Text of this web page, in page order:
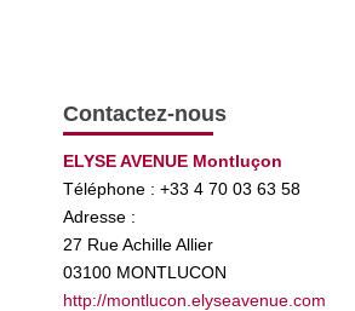
Contactez-nous
ELYSE AVENUE Montluçon
Téléphone : +33 4 70 03 63 58
Adresse :
27 Rue Achille Allier
03100 MONTLUCON
http://montlucon.elyseavenue.com